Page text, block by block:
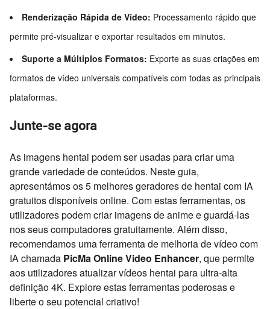
Renderização Rápida de Vídeo: Processamento rápido que
permite pré-visualizar e exportar resultados em minutos.
Suporte a Múltiplos Formatos: Exporte as suas criações em
formatos de vídeo universais compatíveis com todas as principais
plataformas.
Junte-se agora
As imagens hentai podem ser usadas para criar uma
grande variedade de conteúdos. Neste guia,
apresentámos os 5 melhores geradores de hentai com IA
gratuitos disponíveis online. Com estas ferramentas, os
utilizadores podem criar imagens de anime e guardá-las
nos seus computadores gratuitamente. Além disso,
recomendamos uma ferramenta de melhoria de vídeo com
IA chamada PicMa Online Video Enhancer, que permite
aos utilizadores atualizar vídeos hentai para ultra-alta
definição 4K. Explore estas ferramentas poderosas e
liberte o seu potencial criativo!